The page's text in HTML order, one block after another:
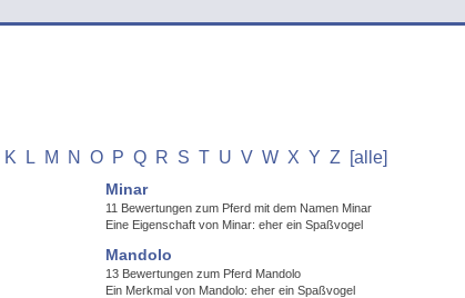
K L M N O P Q R S T U V W X Y Z [alle]
Minar
11 Bewertungen zum Pferd mit dem Namen Minar
Eine Eigenschaft von Minar: eher ein Spaßvogel
Mandolo
13 Bewertungen zum Pferd Mandolo
Ein Merkmal von Mandolo: eher ein Spaßvogel